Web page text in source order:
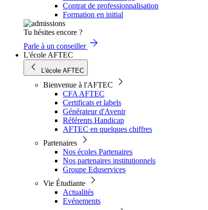
Contrat de professionnalisation
Formation en initial
Tu hésites encore ?
Parle à un conseiller
L'école AFTEC
L'école AFTEC
Bienvenue à l'AFTEC
CFA AFTEC
Certificats et labels
Générateur d'Avenir
Référents Handicap
AFTEC en quelques chiffres
Partenaires
Nos écoles Partenaires
Nos partenaires institutionnels
Groupe Eduservices
Vie Étudiante
Actualités
Evénements